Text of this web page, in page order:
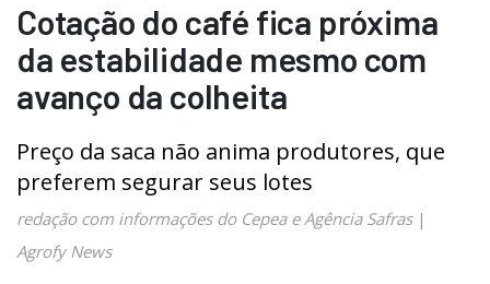
Cotação do café fica próxima
da estabilidade mesmo com
avanço da colheita
Preço da saca não anima produtores, que
preferem segurar seus lotes
redação com informações do Cepea e Agência Safras|
Agrofy News